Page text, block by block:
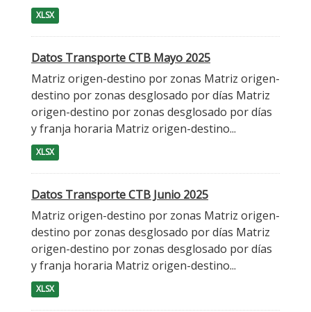
XLSX
Datos Transporte CTB Mayo 2025
Matriz origen-destino por zonas Matriz origen-
destino por zonas desglosado por días Matriz
origen-destino por zonas desglosado por días
y franja horaria Matriz origen-destino...
XLSX
Datos Transporte CTB Junio 2025
Matriz origen-destino por zonas Matriz origen-
destino por zonas desglosado por días Matriz
origen-destino por zonas desglosado por días
y franja horaria Matriz origen-destino...
XLSX